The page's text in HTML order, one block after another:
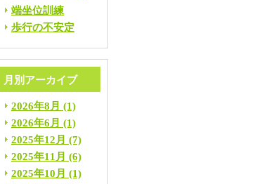
端坐位訓練
歩行の不安定
月別アーカイブ
2026年8月 (1)
2026年6月 (1)
2025年12月 (7)
2025年11月 (6)
2025年10月 (1)